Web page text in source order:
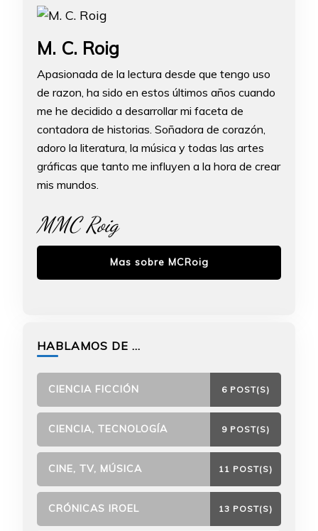
M. C. Roig
Apasionada de la lectura desde que tengo uso
de razon, ha sido en estos últimos años cuando
me he decidido a desarrollar mi faceta de
contadora de historias. Soñadora de corazón,
adoro la literatura, la música y todas las artes
gráficas que tanto me influyen a la hora de crear
mis mundos.
MMC Roig
Mas sobre MCRoig
HABLAMOS DE …
CIENCIA FICCIÓN 6 POST(S)
CIENCIA, TECNOLOGÍA 9 POST(S)
CINE, TV, MÚSICA 11 POST(S)
CRÓNICAS IROEL 13 POST(S)